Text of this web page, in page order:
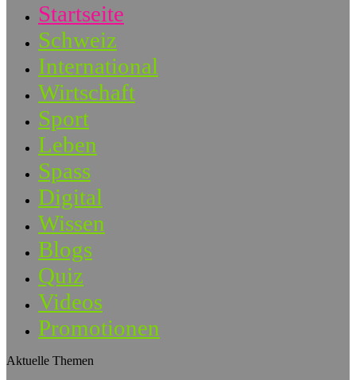
Startseite
Schweiz
International
Wirtschaft
Sport
Leben
Spass
Digital
Wissen
Blogs
Quiz
Videos
Promotionen
Aktuelle Themen